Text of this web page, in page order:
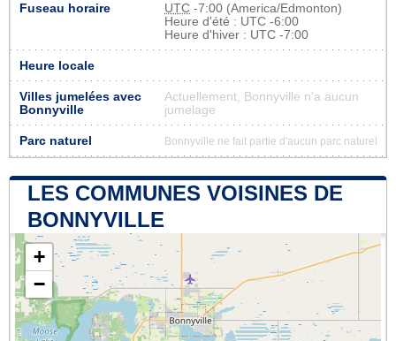
Fuseau horaire UTC -7:00 (America/Edmonton)
Heure d'été : UTC -6:00
Heure d'hiver : UTC -7:00
Heure locale
Villes jumelées avec
Bonnyville
Actuellement, Bonnyville n'a aucun
jumelage
Parc naturel Bonnyville ne fait partie d'aucun parc naturel
LES COMMUNES VOISINES DE
BONNYVILLE
+
−